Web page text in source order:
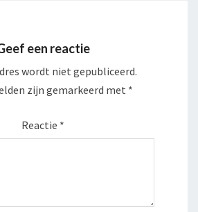
een reactie
wordt niet gepubliceerd.
zijn gemarkeerd met *
Reactie *